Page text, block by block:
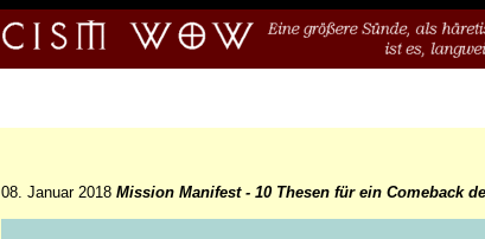
08. Januar 2018 Mission Manifest - 10 Thesen für ein Comeback